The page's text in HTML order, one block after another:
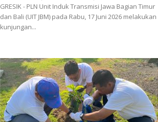
GRESIK - PLN Unit Induk Transmisi Jawa Bagian Timur
dan Bali (UIT JBM) pada Rabu, 17 Juni 2026 melakukan
kunjungan...